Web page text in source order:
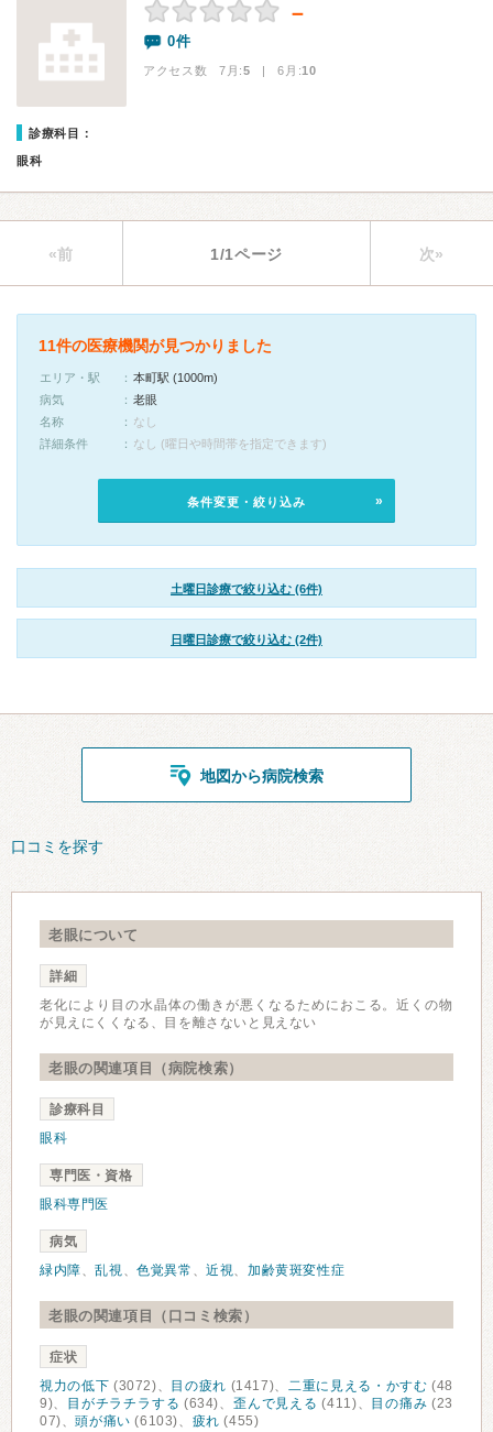
－
0件
アクセス数 7月:5 | 6月:10
診療科目：
眼科
«前 1/1ページ 次»
11件の医療機関が見つかりました
エリア・駅
本町駅 (1000m)
病気
老眼
名称
なし
詳細条件
なし (曜日や時間帯を指定できます)
条件変更・絞り込み
土曜日診療で絞り込む (6件)
日曜日診療で絞り込む (2件)
地図から病院検索
口コミを探す
老眼について
詳細
老化により目の水晶体の働きが悪くなるためにおこる。近くの物
が見えにくくなる、目を離さないと見えない
老眼の関連項目（病院検索）
診療科目
眼科
専門医・資格
眼科専門医
病気
緑内障、乱視、色覚異常 、近視、加齢黄斑変性症
老眼の関連項目（口コミ検索）
症状
視力の低下 (3072)、 目の疲れ (1417)、 二重に見える・かすむ (48
9)、
目がチラチラする (634)、歪んで見える (411)、 目の痛み (23
07)、頭が痛い (6103)、 疲れ (455)